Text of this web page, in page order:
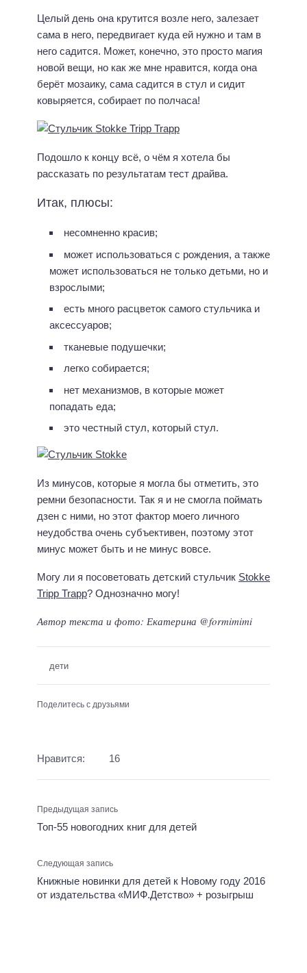
Целый день она крутится возле него, залезает
сама в него, передвигает куда ей нужно и там в
него садится. Может, конечно, это просто магия
новой вещи, но как же мне нравится, когда она
берёт мозаику, сама садится в стул и сидит
ковыряется, собирает по полчаса!
Подошло к концу всё, о чём я хотела бы
рассказать по результатам тест драйва.
Итак, плюсы:
несомненно красив;
может использоваться с рождения, а также
может использоваться не только детьми, но и
взрослыми;
есть много расцветок самого стульчика и
аксессуаров;
тканевые подушечки;
легко собирается;
нет механизмов, в которые может
попадать еда;
это честный стул, который стул.
Из минусов, которые я могла бы отметить, это
ремни безопасности. Так я и не смогла поймать
дзен с ними, но этот фактор моего личного
неудобства очень субъективен, поэтому этот
минус может быть и не минус вовсе.
Могу ли я посоветовать детский стульчик Stokke
Tripp Trapp? Однозначно могу!
Автор текста и фото: Екатерина @formimimi
дети
Поделитесь с друзьями
Нравится: 16
Предыдущая запись
Топ-55 новогодних книг для детей
Следующая запись
Книжные новинки для детей к Новому году 2016
от издательства «МИФ.Детство» + розыгрыш